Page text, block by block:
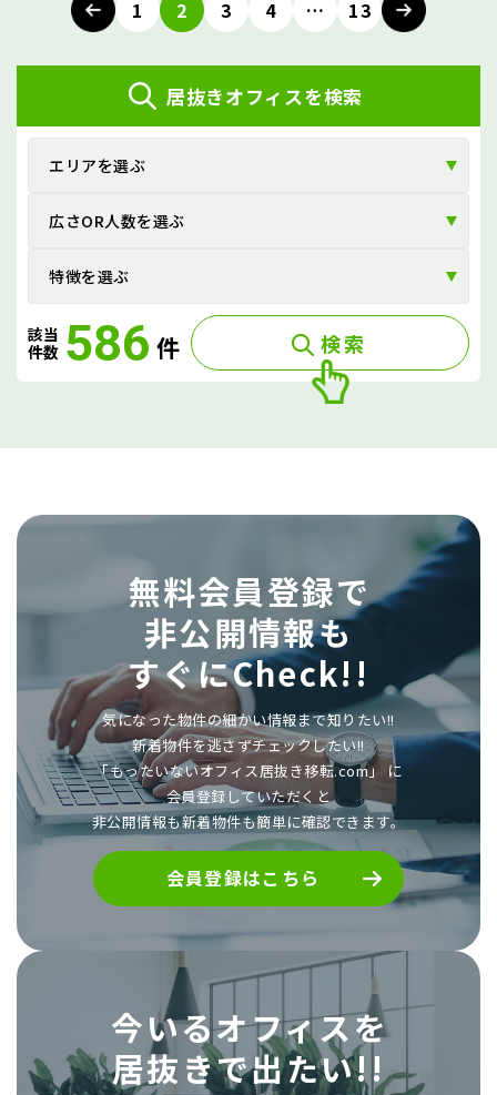
ナ
ゲ
ー
ョ
ン
1 2 3 4 … 13
居抜きオフィスを検索
エリアを選ぶ
広さOR人数を選ぶ
特徴を選ぶ
該当
件数 586 件 検索
無料会員登録で
非公開情報も
すぐにCheck!!
気になった物件の細かい情報まで知りたい!!
新着物件を逃さずチェックしたい!!
「もったいないオフィス居抜き移転.com」 に
会員登録していただくと
非公開情報も新着物件も簡単に確認できます。
会員登録はこちら
今いるオフィスを
居抜きで出たい!!